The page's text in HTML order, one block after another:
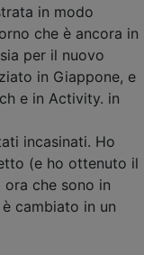
in modo
che è ancora in
per il nuovo
in Giappone, e
e in Activity. in
incasinati. Ho
(e ho ottenuto il
ora che sono in
cambiato in un